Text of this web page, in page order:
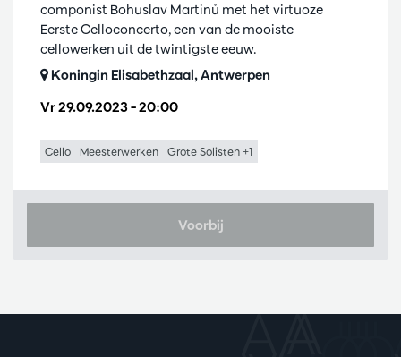
Vr 29.09.2023– 20:00
componist Bohuslav Martinů met het virtuoze
Eerste Celloconcerto, een van de mooiste
cellowerken uit de twintigste eeuw.
Koningin Elisabethzaal, Antwerpen
Cello Meesterwerken Grote Solisten +1
Voorbij